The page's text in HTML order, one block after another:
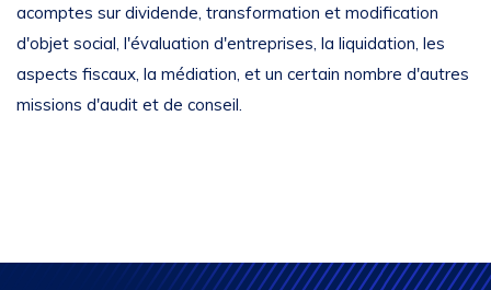
acomptes sur dividende, transformation et modification
d'objet social, l'évaluation d'entreprises, la liquidation, les
aspects fiscaux, la médiation, et un certain nombre d'autres
missions d'audit et de conseil.